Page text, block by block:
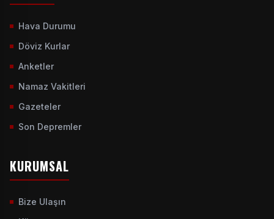
Hava Durumu
Döviz Kurlar
Anketler
Namaz Vakitleri
Gazeteler
Son Depremler
KURUMSAL
Bize Ulaşın